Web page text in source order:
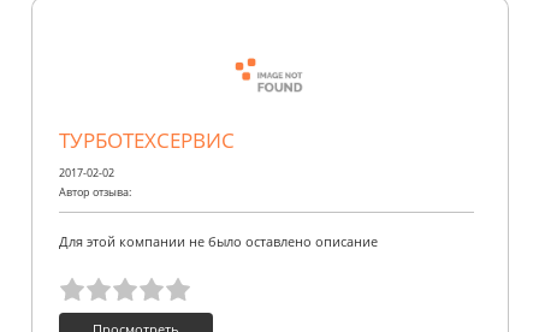
ТУРБОТЕХСЕРВИС
2017-02-02
Автор отзыва:
Для этой компании не было оставлено описание